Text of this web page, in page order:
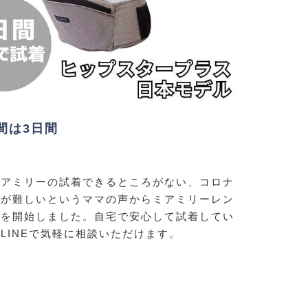
は3日間
ミリーの試着できるところがない、コロナ
難しいというママの声からミアミリーレン
開始しました。自宅で安心して試着してい
で気軽に相談いただけます。